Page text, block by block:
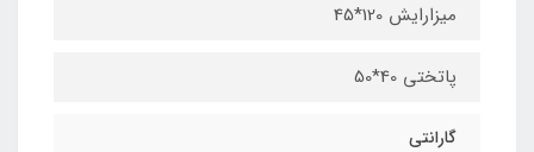
میزارایش 120*45
پاتختی 40*50
گارانتی